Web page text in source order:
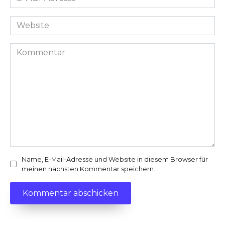
Mail-
Adresse
Website
Kommentar
Name, E-Mail-Adresse und Website in diesem Browser für
meinen nächsten Kommentar speichern.